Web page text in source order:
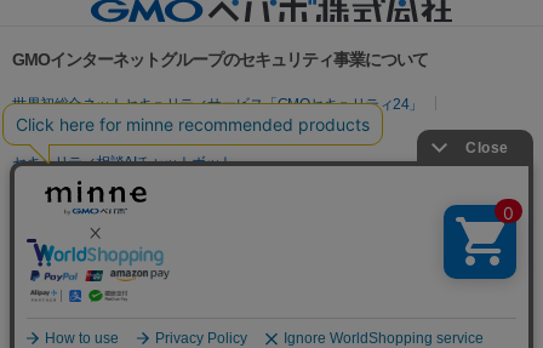
GMOインターネットグループのセキュリティ事業について
世界初総合ネットセキュリティサービス「GMOセキュリティ24」
パスワード漏洩診断
Webサイトリスク診断
セキュリティ相談AIチャットボット
実在証明・盗聴対策
サイバー攻撃対策（GMO Flatt Security）
セキュリティ事業の軌跡